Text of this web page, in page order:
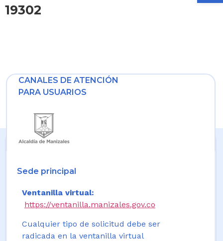
19302
CANALES DE ATENCIÓN
PARA USUARIOS
Sede principal
Ventanilla virtual:
https://ventanilla.manizales.gov.co
Cualquier tipo de solicitud debe ser
radicada en la ventanilla virtual